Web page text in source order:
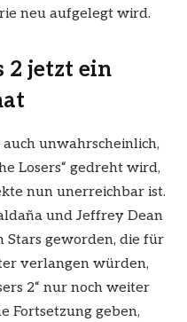
neu aufgelegt wird.
2 jetzt ein
unwahrscheinlich,
Losers“ gedreht wird,
nun unerreichbar ist.
und Jeffrey Dean
Stars geworden, die für
verlangen würden,
2“ nur noch weiter
Fortsetzung geben,